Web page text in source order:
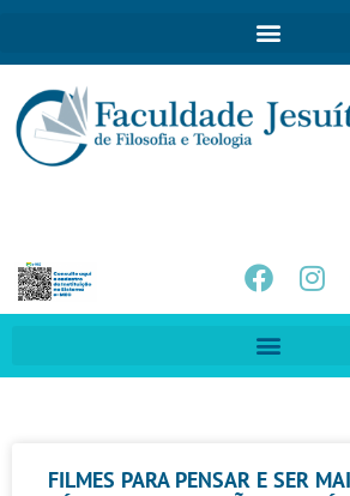
FILMES PARA PENSAR E SER